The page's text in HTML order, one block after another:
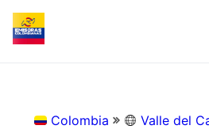
Colombia Valle del